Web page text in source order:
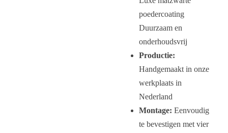
poedercoating
Duurzaam en
onderhoudsvrij
Productie:
Handgemaakt in onze
werkplaats in
Nederland
Montage: Eenvoudig
te bevestigen met vier